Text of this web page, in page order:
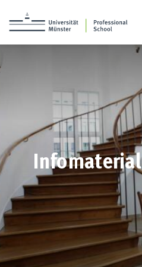
Infomaterial